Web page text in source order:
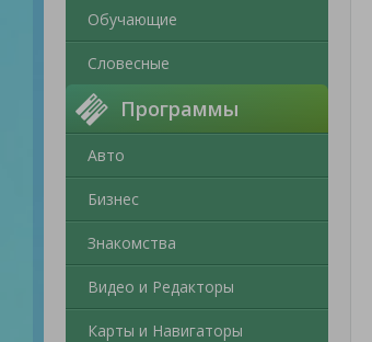
Обучающие
Словесные
Программы
Авто
Бизнес
Знакомства
Видео и Редакторы
Карты и Навигаторы